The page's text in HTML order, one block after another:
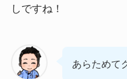
しですね！
あらためて